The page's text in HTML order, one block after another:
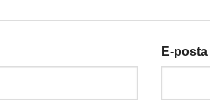
E-posta